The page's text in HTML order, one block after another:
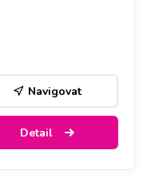
Navigovat
Detail